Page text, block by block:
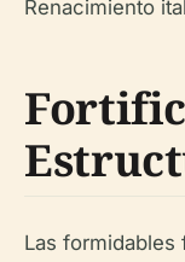
Renacimiento
Las formidables